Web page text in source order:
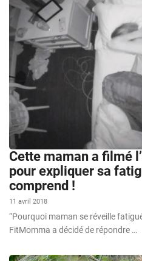
Cette maman a filmé
pour expliquer sa
comprend !
11 avril 2018
“Pourquoi maman se réveille
FitMomma a décidé de répondre …